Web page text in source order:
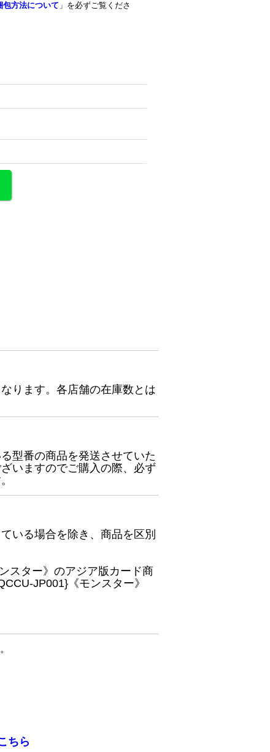
包方法について 」を必ずご覧くださ
ります。各店舗の在庫数とは
型番の商品を発送させていた
いますのでご購入の際、必ず
いる場合を除き、商品を区別
スター》のアジア版カード商
JP001}《モンスター》
ちら